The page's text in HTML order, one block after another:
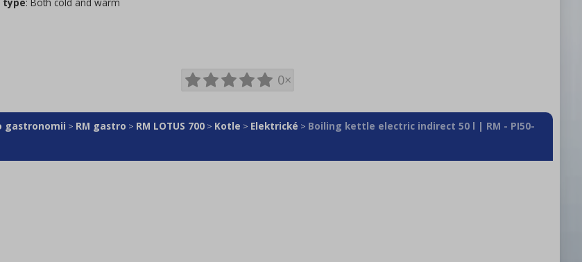
0×
gastronomii > RM gastro > RM LOTUS 700 > Kotle > Elektrické > Boiling kettle electric indirect 50 l | RM - PI50-